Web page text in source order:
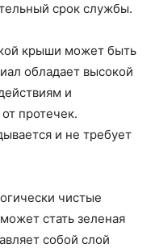
срок службы.
крыши может быть
обладает высокой
и
протечек.
и не требует
чистые
стать зеленая
собой слой